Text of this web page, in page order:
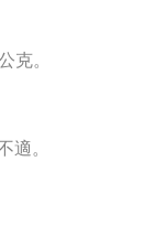
克。
適。